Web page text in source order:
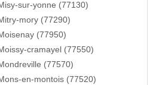
sur-yonne (77130)
mory (77290)
(77950)
cramayel (77550)
(77570)
en-montois (77520)